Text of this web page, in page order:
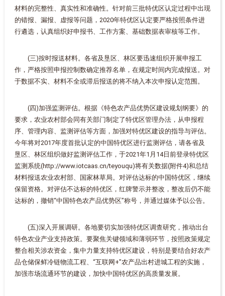
材料的完整性、真实性和准确性。针对前三批特优区认定过程中出现
的错报、漏报、虚报等问题，2020年特优区认定要严格按照条件进
行遴选，认真组织好申报书、工作方案、基础数据表审核等工作。
(三)按时报送材料。各省及垦区、林区要迅速组织开展申报工
作，严格按照申报控制数确定推荐名单，在规定时间内完成报送。对
于数据不实、材料不全或滞后报送的将不纳入本次申报认定范围。
(四)加强监测评估。根据《特色农产品优势区建设规划纲要》的
要求，农业农村部会同有关部门制定了特优区管理办法，从申报程
序、管理内容、监测评估等方面，加强对特优区建设的指导与评估。
今年将对2017年度首批认定的中国特优区进行监测评估，请各省及
垦区、林区组织做好监测评估工作，于2021年1月14日前登录特优区
监测系统(http://www.iotcaas.cn/teyouqu)将有关数据(附件4)和总结
材料报送农业农村部、国家林草局。对评估达标的中国特优区，继续
保留资格。对评估不达标的特优区，红牌警示并整改，整改后仍不能
达标的，撤销“中国特色农产品优势区”称号，并通过媒体予以公告。
(五)深入开展调研。各地要切实加强特优区调查研究，推动出台
特色农业产业支持政策。要聚焦关键领域和薄弱环节，按照政策规定
整合相关涉农资金，集中力量支持特优区建设，特别是要结合好农产
品仓储保鲜冷链物流工程、“互联网+”农产品出村进城工程的实施，
加强市场流通环节的建设，加快中国特优区的高质量发展。